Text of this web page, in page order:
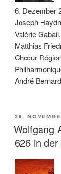
6. Dezember
Joseph
Valérie
Matthias
Chœur
André
AM
26.
Wolfgang
626 in